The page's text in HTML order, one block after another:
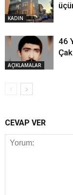
KADIN
AÇIKLAMALAR
46
CEVAP VER